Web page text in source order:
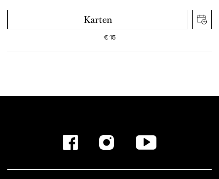
Karten
€15